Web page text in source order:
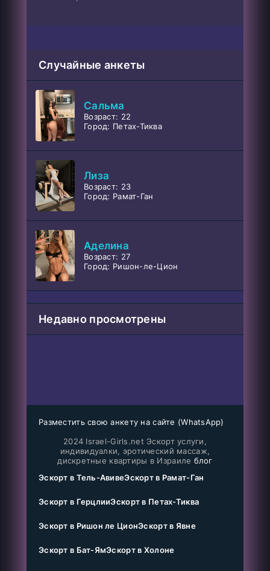
Случайные анкеты
Сальма
Возраст: 22
Город: Петах-Тиква
Лиза
Возраст: 23
Город: Рамат-Ган
Аделина
Возраст: 27
Город: Ришон-ле-Цион
Недавно просмотрены
Разместить свою анкету на сайте (WhatsApp)
2024 Israel-Girls.net Эскорт услуги,
индивидуалки, эротический массаж,
дискретные квартиры в Израиле блог
Эскорт в Тель-АвивеЭскорт в Рамат-Ган
Эскорт в ГерцлииЭскорт в Петах-Тиква
Эскорт в Ришон ле ЦионЭскорт в Явне
Эскорт в Бат-ЯмЭскорт в Холоне